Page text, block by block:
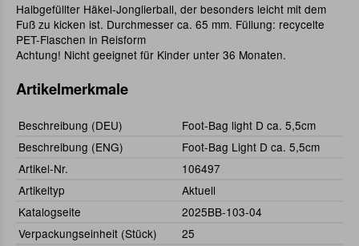
Halbgefüllter Häkel-Jonglierball, der besonders leicht mit dem
Fuß zu kicken ist. Durchmesser ca. 65 mm. Füllung: recycelte
PET-Flaschen in Reisform
Achtung! Nicht geeignet für Kinder unter 36 Monaten.
Artikelmerkmale
Beschreibung (DEU)
Foot-Bag light D ca. 5,5cm
Beschreibung (ENG)
Foot-Bag Light D ca. 5,5cm
Artikel-Nr.
106497
Artikeltyp
Aktuell
Katalogseite
2025BB-103-04
Verpackungseinheit (Stück)
25